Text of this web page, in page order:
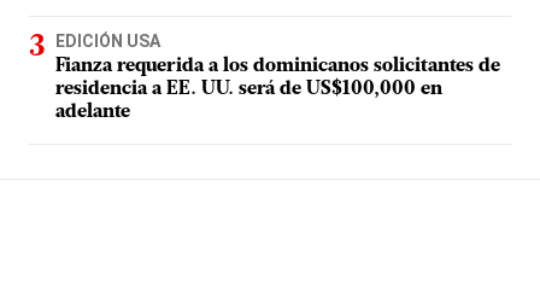
EDICIÓN USA
Fianza requerida a los dominicanos solicitantes de
residencia a EE. UU. será de US$100,000 en
adelante